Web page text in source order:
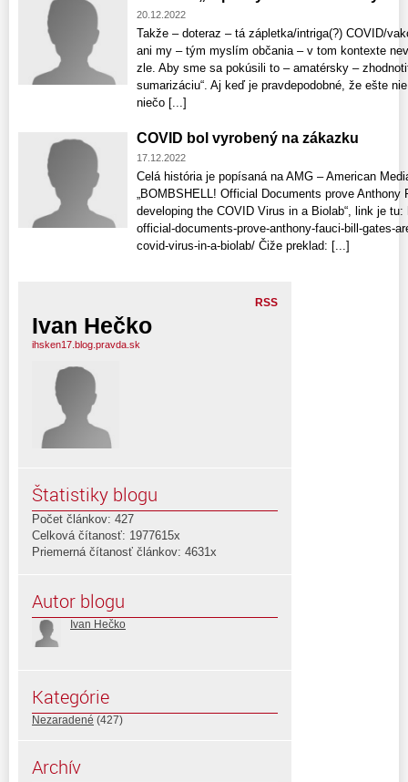
20.12.2022
Takže – doteraz – tá zápletka/intriga(?) COVID/
ani my – tým myslím občania – v tom kontexte
zle. Aby sme sa pokúsili to – amatérsky –
sumarizáciu“. Aj keď je pravdepodobné, že ešte
niečo [...]
COVID bol vyrobený na zákazku
17.12.2022
Celá história je popísaná na AMG – American
„BOMBSHELL! Official Documents prove
developing the COVID Virus in a Biolab“, link je
official-documents-prove-anthony-fauci-bill-gates-
covid-virus-in-a-biolab/ Čiže preklad: [...]
RSS
Ivan Hečko
ihsken17.blog.pravda.sk
Štatistiky blogu
Počet článkov: 427
Celková čítanosť: 1977615x
Priemerná čítanosť článkov: 4631x
Autor blogu
Ivan Hečko
Kategórie
Nezaradené (427)
Archív